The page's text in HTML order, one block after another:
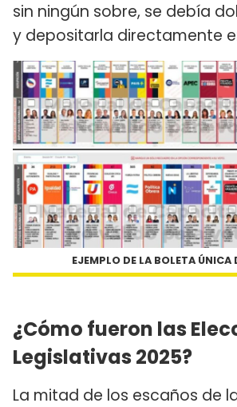
sin ningún sobre, se debía
y depositarla directamente
EJEMPLO DE LA BOLETA ÚNICA
¿Cómo fueron las
Legislativas 2025?
La mitad de los escaños de